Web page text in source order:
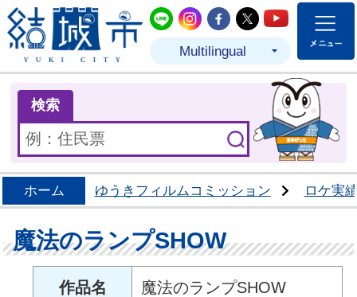
結城市公式LINE
結城市公式Instagram
結城市公式
結城市公式
結城市
Multilingual
検索
ホーム ゆうきフィルムコミッション ロケ実
魔法のランプSHOW
作品名 魔法のランプSHOW